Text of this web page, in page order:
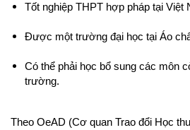
Tốt nghiệp THPT hợp pháp tại Việt
Được một trường đại học tại Áo
Có thể phải học bổ sung các môn
trường.
Theo OeAD (Cơ quan Trao đổi Học